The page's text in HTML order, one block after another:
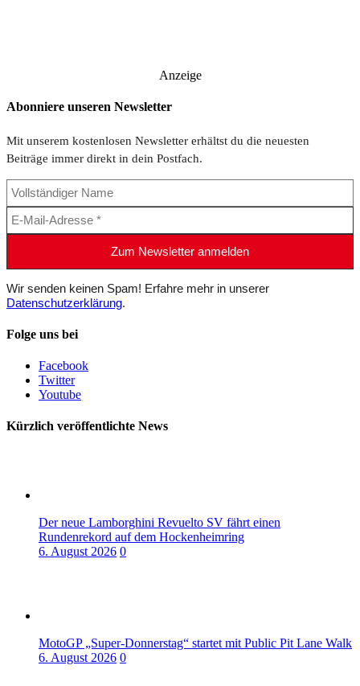
Anzeige
Abonniere unseren Newsletter
Mit unserem kostenlosen Newsletter erhältst du die neuesten
Beiträge immer direkt in dein Postfach.
Wir senden keinen Spam! Erfahre mehr in unserer
Datenschutzerklärung.
Folge uns bei
Facebook
Twitter
Youtube
Kürzlich veröffentlichte News
Der neue Lamborghini Revuelto SV fährt einen
Rundenrekord auf dem Hockenheimring
6. August 2026 0
MotoGP „Super-Donnerstag“ startet mit Public Pit Lane Walk
6. August 2026 0